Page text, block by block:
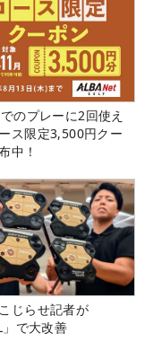
のプレーに2回使え
ス限定3,500円クー
中！
じらせ記者が
」で大改善